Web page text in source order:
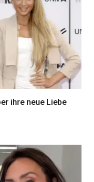
ihre neue Liebe